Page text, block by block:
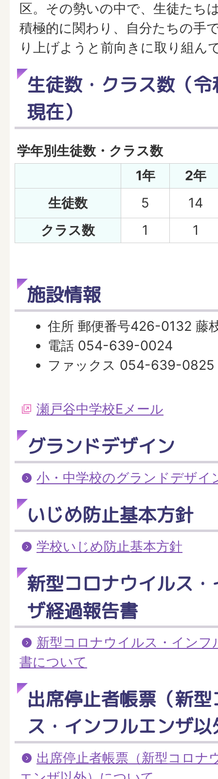
区。その勢いの中で、生徒たち
積極的に関わり、自分たちの手
り上げようと前向きに取り組ん
生徒数・クラス数（
現在）
学年別生徒数・クラス数
1年
2年
生徒数
5
14
クラス数
1 1
施設情報
住所 郵便番号426-0132 藤
電話 054-639-0024
ファックス 054-639-0825
瀬戸谷中学校Eメール
グランドデザイン
小・中学校のグランドデザイ
いじめ防止基本方針
学校いじめ防止基本方針
新型コロナウイルス
ザ経過報告書
新型コロナウイルス・インフ
書について
出席停止者帳票（新
ス・インフルエンザ以
出席停止者帳票（新型コロナ